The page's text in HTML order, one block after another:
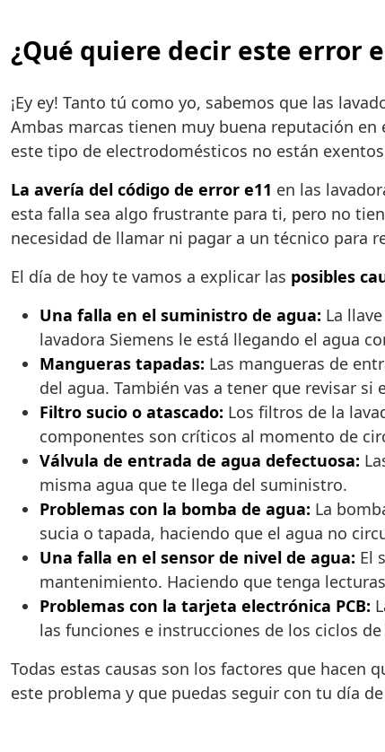
¿Qué quiere decir este error
¡Ey ey! Tanto tú como yo, sabemos que las
Ambas marcas tienen muy buena reputación
este tipo de electrodomésticos no están
La avería del código de error e11 en las
esta falla sea algo frustrante para ti, pero no
necesidad de llamar ni pagar a un técnico para
El día de hoy te vamos a explicar las posibles
Una falla en el suministro de agua: La
lavadora Siemens le está llegando el agua
Mangueras tapadas: Las mangueras de
del agua. También vas a tener que revisar
Filtro sucio o atascado: Los filtros de la
componentes son críticos al momento de
Válvula de entrada de agua defectuosa:
misma agua que te llega del suministro.
Problemas con la bomba de agua: La
sucia o tapada, haciendo que el agua no
Una falla en el sensor de nivel de agua: El
mantenimiento. Haciendo que tenga
Problemas con la tarjeta electrónica PCB:
las funciones e instrucciones de los ciclos
Todas estas causas son los factores que hacen
este problema y que puedas seguir con tu día